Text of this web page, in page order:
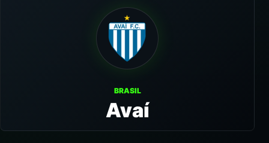
BRASIL
Avaí